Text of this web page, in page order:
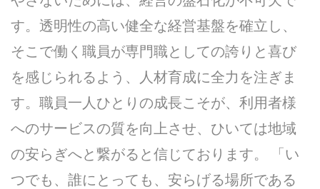
す。透明性の高い健全な経営基盤を確立し、
そこで働く職員が専門職としての誇りと喜び
を感じられるよう、人材育成に全力を注ぎま
す。職員一人ひとりの成長こそが、利用者様
へのサービスの質を向上させ、ひいては地域
の安らぎへと繋がると信じております。 「い
つでも、誰にとっても、安らげる場所である